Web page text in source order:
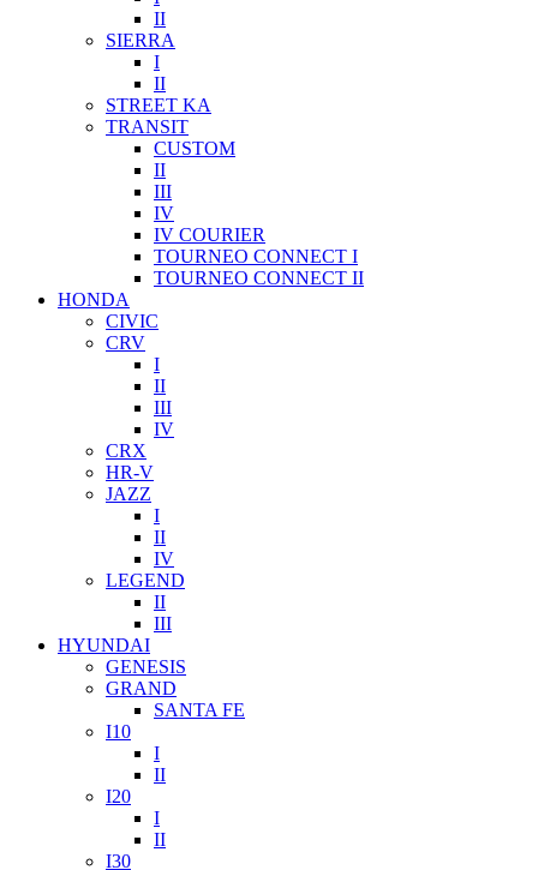
II
SIERRA
I
II
STREET KA
TRANSIT
CUSTOM
II
III
IV
IV COURIER
TOURNEO CONNECT I
TOURNEO CONNECT II
HONDA
CIVIC
CRV
I
II
III
IV
CRX
HR-V
JAZZ
I
II
IV
LEGEND
II
III
HYUNDAI
GENESIS
GRAND
SANTA FE
I10
I
II
I20
I
II
I30